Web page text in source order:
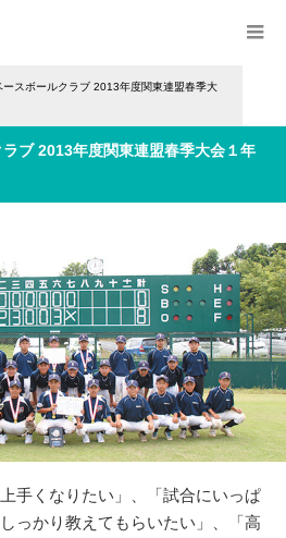
ースボールクラブ 2013年度関東連盟春季大
ブ 2013年度関東連盟春季大会１年
手くなりたい」、「試合にいっぱ
っかり教えてもらいたい」、「高